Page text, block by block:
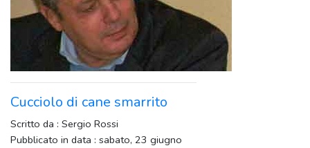
Cucciolo di cane smarrito
Scritto da : Sergio Rossi
Pubblicato in data : sabato, 23 giugno